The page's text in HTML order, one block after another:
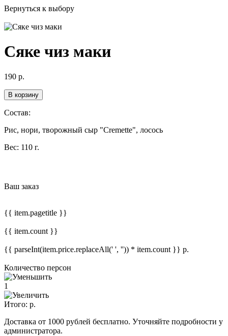
Вернуться к выбору
Сяке чиз маки
190 р.
В корзину
Состав:
Рис, нори, творожный сыр "Cremette", лосось
Вес: 110 г.
Ваш заказ
{{ item.pagetitle }}
{{ item.count }}
{{ parseInt(item.price.replaceAll(' ', '')) * item.count }} р.
Количество персон
1
Итого: р.
Доставка от 1000 рублей бесплатно. Уточняйте подробности у
администратора.